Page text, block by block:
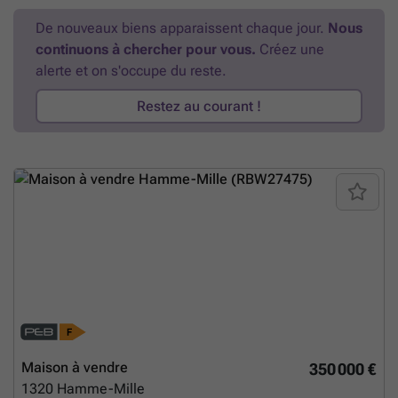
DU RACHAT DES PARTS SOCIALES DE LA SOCIETE PROPRIETAIRE;
détails sur demande.En savoir plus ?
De nouveaux biens apparaissent chaque jour. Nous
continuons à chercher pour vous. Créez une
alerte et on s'occupe du reste.
Restez au courant !
350 000 €
Maison à vendre
1320 Hamme-Mille